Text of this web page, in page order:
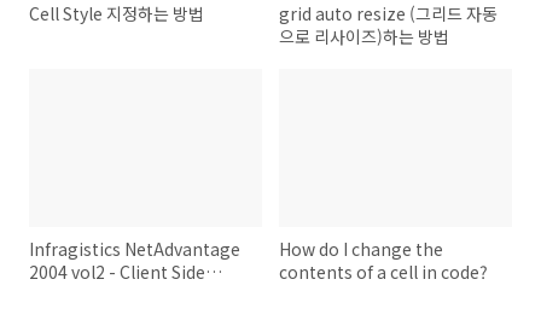
Cell Style 지정하는 방법
grid auto resize (그리드 자동
으로 리사이즈)하는 방법
Infragistics NetAdvantage
2004 vol2 - Client Side
How do I change the
contents of a cell in code?